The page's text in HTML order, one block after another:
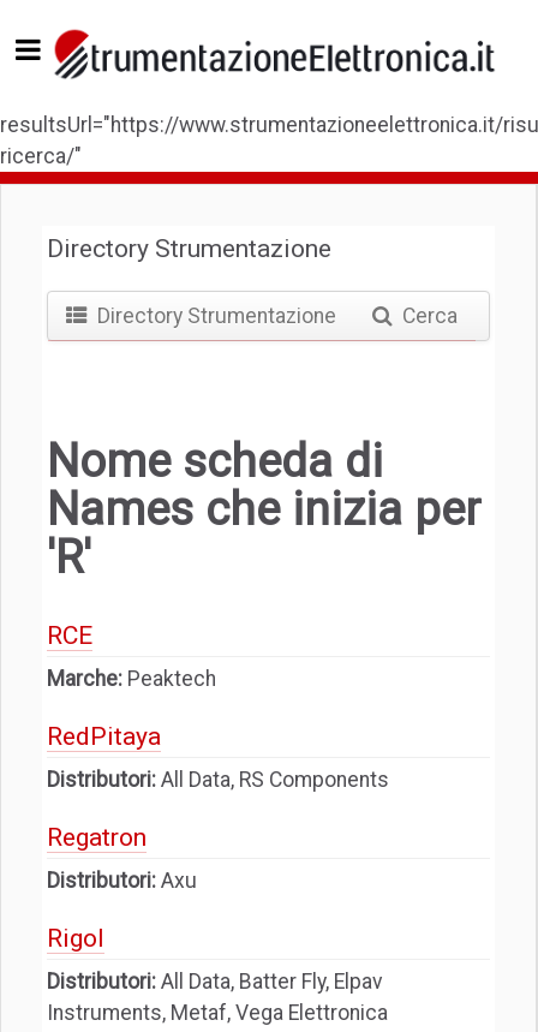
resultsUrl="https://www.strumentazioneelettronica.it/
ricerca/"
Directory Strumentazione
Directory Strumentazione Cerca
Nome scheda di
Names che inizia per
'R'
RCE
Marche: Peaktech
RedPitaya
Distributori: All Data, RS Components
Regatron
Distributori: Axu
Rigol
Distributori: All Data, Batter Fly, Elpav
Instruments, Metaf, Vega Elettronica